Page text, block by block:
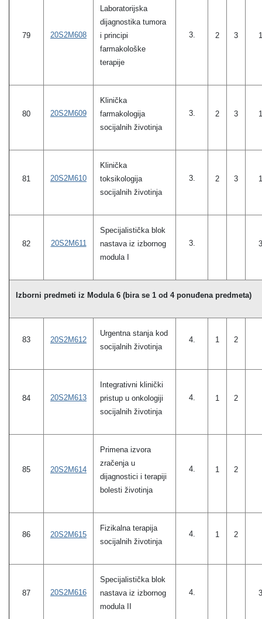
79 20S2M608
Laboratorijska
dijagnostika tumora
i principi
farmakološke
terapije
3. 2 3 1
80 20S2M609
Klinička
farmakologija
socijalnih životinja
3. 2 3 1
81 20S2M610
Klinička
toksikologija
socijalnih životinja
3. 2 3 1
82 20S2M611
Specijalistička blok
nastava iz izbornog
modula I
3. 3
Izborni predmeti iz Modula 6 (bira se 1 od 4 ponuđena predmeta)
83 20S2M612
Urgentna stanja kod
socijalnih životinja
4. 1 2
84 20S2M613
Integrativni klinički
pristup u onkologiji
socijalnih životinja
4. 1 2
85 20S2M614
Primena izvora
zračenja u
dijagnostici i terapiji
bolesti životinja
4. 1 2
86 20S2M615
Fizikalna terapija
socijalnih životinja
4. 1 2
87 20S2M616
Specijalistička blok
nastava iz izbornog
modula II
4. 3